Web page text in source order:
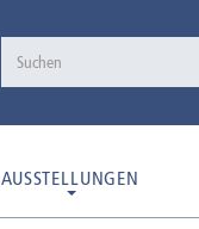
AUSSTELLUNGEN